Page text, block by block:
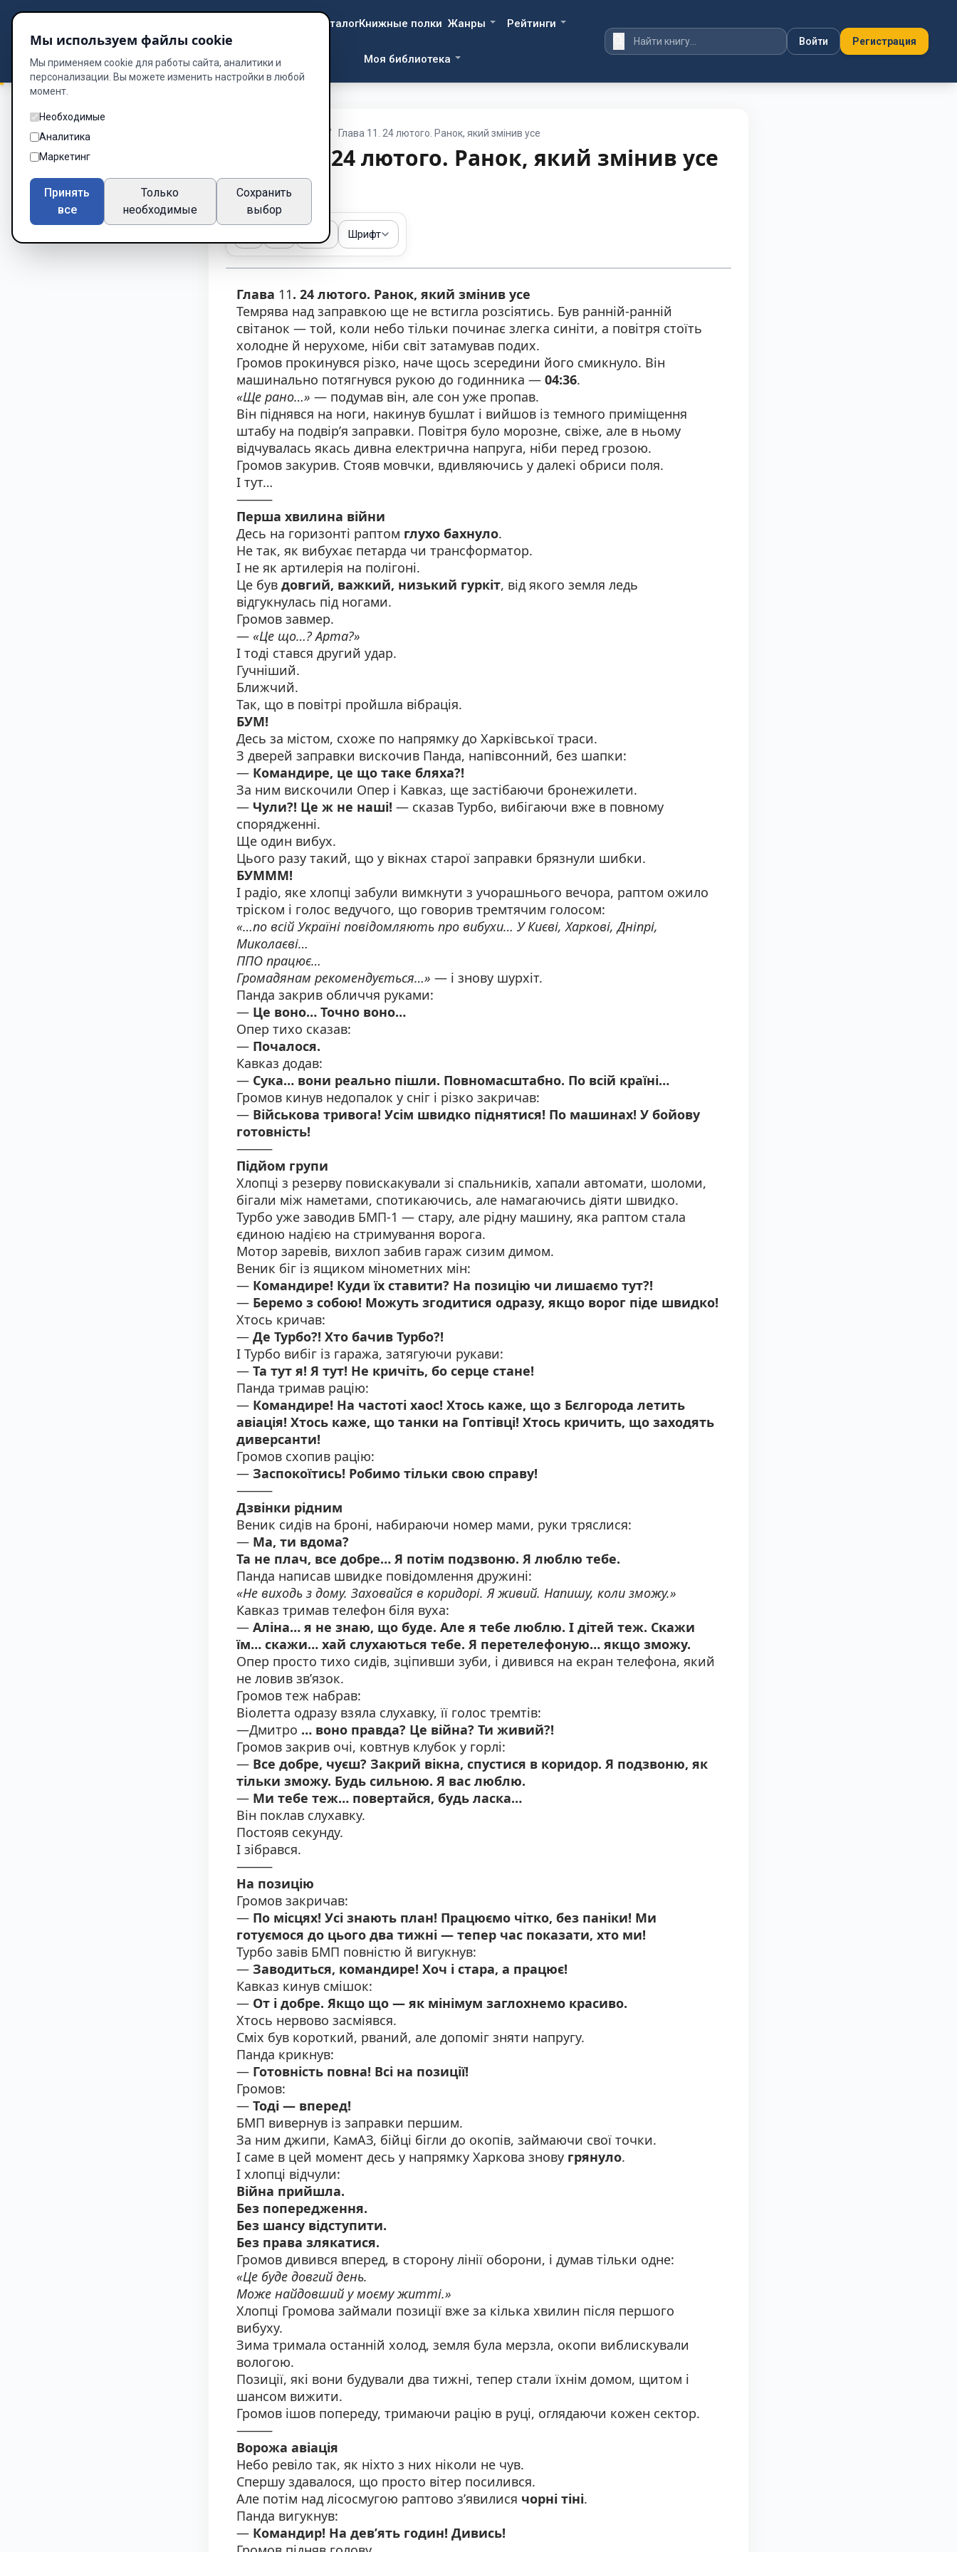
DzenWay Библиотека
КаталогКнижные полки Жанры Рейтинги
Моя библиотека
Войти Регистрация
/ Глава 11. 24 лютого. Ранок, який змінив усе
Глава 11. 24 лютого. Ранок, який змінив усе
Глава 11 из 60
Тема Шрифт
Глава 11. 24 лютого. Ранок, який змінив усе
Темрява над заправкою ще не встигла розсіятись. Був ранній-ранній
світанок — той, коли небо тільки починає злегка синіти, а повітря стоїть
холодне й нерухоме, ніби світ затамував подих.
Громов прокинувся різко, наче щось зсередини його смикнуло. Він
машинально потягнувся рукою до годинника — 04:36.
«Ще рано…» — подумав він, але сон уже пропав.
Він піднявся на ноги, накинув бушлат і вийшов із темного приміщення
штабу на подвір’я заправки. Повітря було морозне, свіже, але в ньому
відчувалась якась дивна електрична напруга, ніби перед грозою.
Громов закурив. Стояв мовчки, вдивляючись у далекі обриси поля.
І тут…
⸻
Перша хвилина війни
Десь на горизонті раптом глухо бахнуло.
Не так, як вибухає петарда чи трансформатор.
І не як артилерія на полігоні.
Це був довгий, важкий, низький гуркіт, від якого земля ледь
відгукнулась під ногами.
Громов завмер.
— «Це що…? Арта?»
І тоді стався другий удар.
Гучніший.
Ближчий.
Так, що в повітрі пройшла вібрація.
БУМ!
Десь за містом, схоже по напрямку до Харківської траси.
З дверей заправки вискочив Панда, напівсонний, без шапки:
— Командире, це що таке бляха?!
За ним вискочили Опер і Кавказ, ще застібаючи бронежилети.
— Чули?! Це ж не наші! — сказав Турбо, вибігаючи вже в повному
спорядженні.
Ще один вибух.
Цього разу такий, що у вікнах старої заправки брязнули шибки.
БУМММ!
І радіо, яке хлопці забули вимкнути з учорашнього вечора, раптом ожило
тріском і голос ведучого, що говорив тремтячим голосом:
«…по всій Україні повідомляють про вибухи… У Києві, Харкові, Дніпрі,
Миколаєві…
ППО працює…
Громадянам рекомендується…» — і знову шурхіт.
Панда закрив обличчя руками:
— Це воно… Точно воно…
Опер тихо сказав:
— Почалося.
Кавказ додав:
— Сука… вони реально пішли. Повномасштабно. По всій країні…
Громов кинув недопалок у сніг і різко закричав:
— Військова тривога! Усім швидко піднятися! По машинах! У бойову
готовність!
⸻
Підйом групи
Хлопці з резерву повискакували зі спальників, хапали автомати, шоломи,
бігали між наметами, спотикаючись, але намагаючись діяти швидко.
Турбо уже заводив БМП-1 — стару, але рідну машину, яка раптом стала
єдиною надією на стримування ворога.
Мотор заревів, вихлоп забив гараж сизим димом.
Веник біг із ящиком мінометних мін:
— Командире! Куди їх ставити? На позицію чи лишаємо тут?!
— Беремо з собою! Можуть згодитися одразу, якщо ворог піде швидко!
Хтось кричав:
— Де Турбо?! Хто бачив Турбо?!
І Турбо вибіг із гаража, затягуючи рукави:
— Та тут я! Я тут! Не кричіть, бо серце стане!
Панда тримав рацію:
— Командире! На частоті хаос! Хтось каже, що з Бєлгорода летить
авіація! Хтось каже, що танки на Гоптівці! Хтось кричить, що заходять
диверсанти!
Громов схопив рацію:
— Заспокоїтись! Робимо тільки свою справу!
⸻
Дзвінки рідним
Веник сидів на броні, набираючи номер мами, руки тряслися:
— Ма, ти вдома?
Та не плач, все добре… Я потім подзвоню. Я люблю тебе.
Панда написав швидке повідомлення дружині:
«Не виходь з дому. Заховайся в коридорі. Я живий. Напишу, коли зможу.»
Кавказ тримав телефон біля вуха:
— Аліна… я не знаю, що буде. Але я тебе люблю. І дітей теж. Скажи
їм… скажи… хай слухаються тебе. Я перетелефоную… якщо зможу.
Опер просто тихо сидів, зціпивши зуби, і дивився на екран телефона, який
не ловив зв’язок.
Громов теж набрав:
Віолетта одразу взяла слухавку, її голос тремтів:
—Дмитро … воно правда? Це війна? Ти живий?!
Громов закрив очі, ковтнув клубок у горлі:
— Все добре, чуєш? Закрий вікна, спустися в коридор. Я подзвоню, як
тільки зможу. Будь сильною. Я вас люблю.
— Ми тебе теж… повертайся, будь ласка…
Він поклав слухавку.
Постояв секунду.
І зібрався.
⸻
На позицію
Громов закричав:
— По місцях! Усі знають план! Працюємо чітко, без паніки! Ми
готуємося до цього два тижні — тепер час показати, хто ми!
Турбо завів БМП повністю й вигукнув:
— Заводиться, командире! Хоч і стара, а працює!
Кавказ кинув смішок:
— От і добре. Якщо що — як мінімум заглохнемо красиво.
Хтось нервово засміявся.
Сміх був короткий, рваний, але допоміг зняти напругу.
Панда крикнув:
— Готовність повна! Всі на позиції!
Громов:
— Тоді — вперед!
БМП вивернув із заправки першим.
За ним джипи, КамАЗ, бійці бігли до окопів, займаючи свої точки.
І саме в цей момент десь у напрямку Харкова знову грянуло.
І хлопці відчули:
Війна прийшла.
Без попередження.
Без шансу відступити.
Без права злякатися.
Громов дивився вперед, в сторону лінії оборони, і думав тільки одне:
«Це буде довгий день.
Може найдовший у моєму житті.»
Хлопці Громова займали позиції вже за кілька хвилин після першого
вибуху.
Зима тримала останній холод, земля була мерзла, окопи виблискували
вологою.
Позиції, які вони будували два тижні, тепер стали їхнім домом, щитом і
шансом вижити.
Громов ішов попереду, тримаючи рацію в руці, оглядаючи кожен сектор.
⸻
Ворожа авіація
Небо ревіло так, як ніхто з них ніколи не чув.
Спершу здавалося, що просто вітер посилився.
Але потім над лісосмугою раптово з’явилися чорні тіні.
Панда вигукнув:
— Командир! На дев’ять годин! Дивись!
Мы используем файлы cookie
Мы применяем cookie для работы сайта, аналитики и
персонализации. Вы можете изменить настройки в любой
момент.
Необходимые
Аналитика
Маркетинг
Принять
все
Только
необходимые
Сохранить
выбор